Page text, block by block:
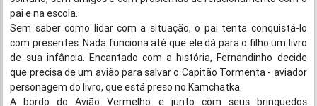
pai e na escola.
Sem saber como lidar com a situação, o pai tenta conquistá-lo
com presentes. Nada funciona até que ele dá para o filho um livro
de sua infância. Encantado com a história, Fernandinho decide
que precisa de um avião para salvar o Capitão Tormenta - aviador
personagem do livro, que está preso no Kamchatka.
A bordo do Avião Vermelho e junto com seus brinquedos